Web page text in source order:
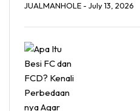
JUALMANHOLE - July 13, 2026